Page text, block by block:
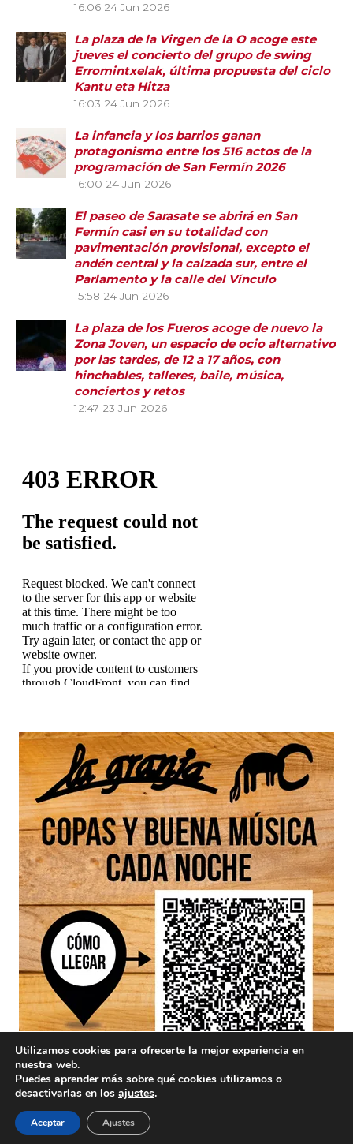
16:06 24 Jun 2026
La plaza de la Virgen de la O acoge este
jueves el concierto del grupo de swing
Erromintxelak, última propuesta del ciclo
Kantu eta Hitza
16:03 24 Jun 2026
La infancia y los barrios ganan
protagonismo entre los 516 actos de la
programación de San Fermín 2026
16:00 24 Jun 2026
El paseo de Sarasate se abrirá en San
Fermín casi en su totalidad con
pavimentación provisional, excepto el
andén central y la calzada sur, entre el
Parlamento y la calle del Vínculo
15:58 24 Jun 2026
La plaza de los Fueros acoge de nuevo la
Zona Joven, un espacio de ocio alternativo
por las tardes, de 12 a 17 años, con
hinchables, talleres, baile, música,
conciertos y retos
12:47 23 Jun 2026
Aviso Legal/ Divinamente Creativos © 2025
Utilizamos cookies para ofrecerte la mejor experiencia en
nuestra web.
Puedes aprender más sobre qué cookies utilizamos o
desactivarlas en los ajustes.
Aceptar Ajustes